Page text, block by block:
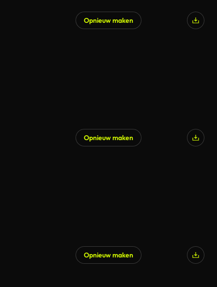
Opnieuw maken
Opnieuw maken
Opnieuw maken